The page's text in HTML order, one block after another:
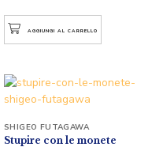
AGGIUNGI AL CARRELLO
Stupire con le monete
SHIGEO FUTAGAWA